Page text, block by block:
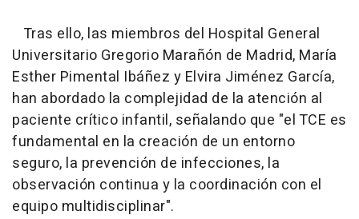
Tras ello, las miembros del Hospital General
Universitario Gregorio Marañón de Madrid, María
Esther Pimental Ibáñez y Elvira Jiménez García,
han abordado la complejidad de la atención al
paciente crítico infantil, señalando que "el TCE es
fundamental en la creación de un entorno
seguro, la prevención de infecciones, la
observación continua y la coordinación con el
equipo multidisciplinar".